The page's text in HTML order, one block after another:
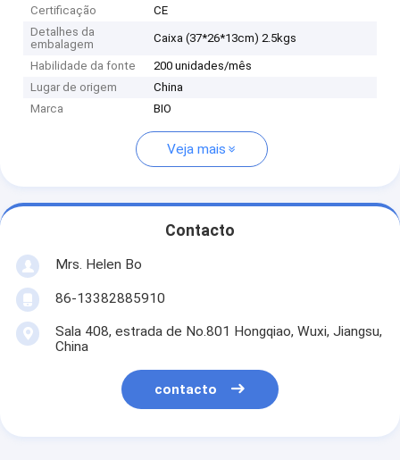
Certificação
CE
Detalhes da
embalagem
Caixa (37*26*13cm) 2.5kgs
Habilidade da fonte
200 unidades/mês
Lugar de origem
China
Marca
BIO
Veja mais
Contacto
Mrs. Helen Bo
86-13382885910
Sala 408, estrada de No.801 Hongqiao, Wuxi, Jiangsu,
China
contacto